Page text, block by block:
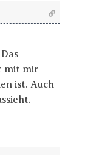
mit mir
ist. Auch